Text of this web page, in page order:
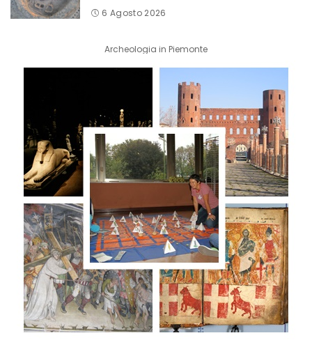
6 Agosto 2026
Archeologia in Piemonte